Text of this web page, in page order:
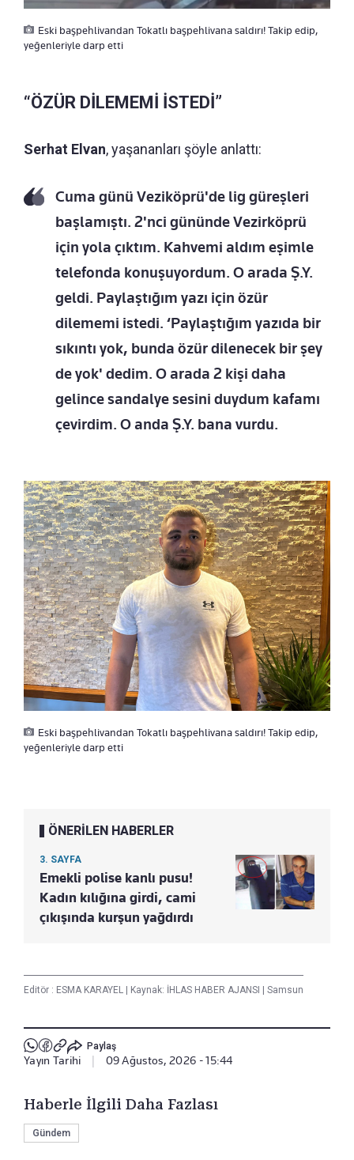
Eski başpehlivandan Tokatlı başpehlivana saldırı! Takip edip,
yeğenleriyle darp etti
“ÖZÜR DİLEMEMİ İSTEDİ”
Serhat Elvan, yaşananları şöyle anlattı:
Cuma günü Veziköprü'de lig güreşleri
başlamıştı. 2'nci gününde Vezirköprü
için yola çıktım. Kahvemi aldım eşimle
telefonda konuşuyordum. O arada Ş.Y.
geldi. Paylaştığım yazı için özür
dilememi istedi. ‘Paylaştığım yazıda bir
sıkıntı yok, bunda özür dilenecek bir şey
de yok' dedim. O arada 2 kişi daha
gelince sandalye sesini duydum kafamı
çevirdim. O anda Ş.Y. bana vurdu.
Eski başpehlivandan Tokatlı başpehlivana saldırı! Takip edip,
yeğenleriyle darp etti
ÖNERİLEN HABERLER
3. SAYFA
Emekli polise kanlı pusu!
Kadın kılığına girdi, cami
çıkışında kurşun yağdırdı
Editör : ESMA KARAYEL | Kaynak: İHLAS HABER AJANSI | Samsun
Paylaş
Yayın Tarihi | 09 Ağustos, 2026 - 15:44
Haberle İlgili Daha Fazlası
Gündem